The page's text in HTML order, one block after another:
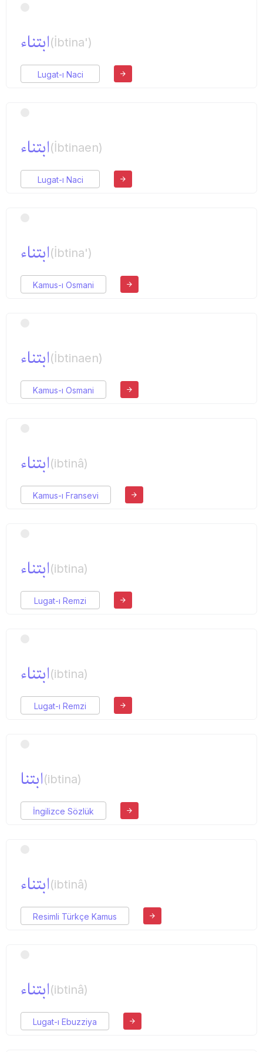
ابتناء(İbtina')
Lugat-ı Naci
ابتناء(İbtinaen)
Lugat-ı Naci
ابتناء(İbtina')
Kamus-ı Osmani
ابتناء(İbtinaen)
Kamus-ı Osmani
ابتناء(ibtinâ)
Kamus-ı Fransevi
ابتناء(ibtina)
Lugat-ı Remzi
ابتناء(ibtina)
Lugat-ı Remzi
ابتنا(ibtina)
İngilizce Sözlük
ابتناء(ibtinâ)
Resimli Türkçe Kamus
ابتناء(ibtinâ)
Lugat-ı Ebuzziya